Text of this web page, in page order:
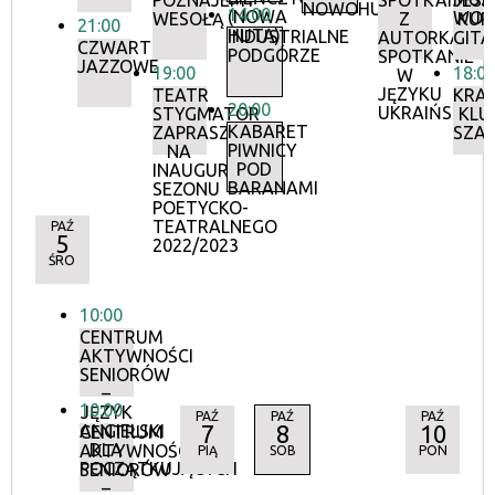
21:00
CZWARTKI
JAZZOWE
WESOŁĄ
19:00
TEATR
STYGMATOR
ZAPRASZA
NA
INAUGURACJĘ
SEZONU
POETYCKO-
TEATRALNEGO
2022/2023
(NOWA
HUTA)
14:00
INDUSTRIALNE
PODGÓRZE
20:00
KABARET
PIWNICY
POD
BARANAMI
NOWOHUCKIE
Z
AUTORKĄ.
SPOTKANIE
W
JĘZYKU
UKRAIŃSKIM.
18:00
PAŹ
5
ŚRO
10:00
CENTRUM
AKTYWNOŚCI
SENIORÓW
–
JĘZYK
ANGIELSKI
DLA
POCZĄTKUJĄCYCH
10:00
CENTRUM
AKTYWNOŚCI
SENIORÓW
–
PAŹ
7
PIĄ
PAŹ
8
SOB
PAŹ
10
PON